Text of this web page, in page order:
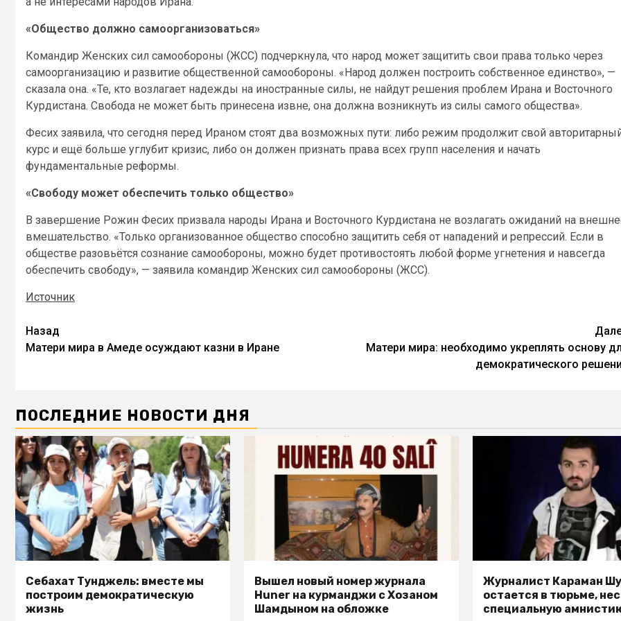
«Общество должно самоорганизоваться»
Командир Женских сил самообороны (ЖСС) подчеркнула, что народ может защитить свои права только через
самоорганизацию и развитие общественной самообороны. «Народ должен построить собственное единство», —
сказала она. «Те, кто возлагает надежды на иностранные силы, не найдут решения проблем Ирана и Восточного
Курдистана. Свобода не может быть принесена извне, она должна возникнуть из силы самого общества».
Фесих заявила, что сегодня перед Ираном стоят два возможных пути: либо режим продолжит свой
курс и ещё больше углубит кризис, либо он должен признать права всех групп населения и начать
фундаментальные реформы.
«Свободу может обеспечить только общество»
В завершение Рожин Фесих призвала народы Ирана и Восточного Курдистана не возлагать ожиданий на
вмешательство. «Только организованное общество способно защитить себя от нападений и репрессий. Если в
обществе разовьётся сознание самообороны, можно будет противостоять любой форме угнетения и навсегда
обеспечить свободу», — заявила командир Женских сил самообороны (ЖСС).
Источник
Назад
Матери мира в Амеде осуждают казни в Иране
Матери мира: необходимо укреплять основу
демократического
ПОСЛЕДНИЕ НОВОСТИ ДНЯ
Себахат Тунджель: вместе мы
построим демократическую
жизнь
Вышел новый номер журнала
Huner на курманджи с Хозаном
Шамдыном на обложке
Журналист Караман
остается в тюрьме,
специальную